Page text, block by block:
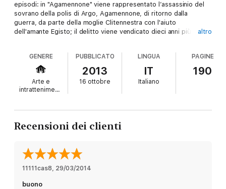
episodi: in "Agamennone" viene rappresentato l’assassinio del
sovrano della polis di Argo, Agamennone, di ritorno dalla
guerra, da parte della moglie Clitennestra con l'aiuto
dell'amante Egisto; il delitto viene vendicato dieci anni più tardi
Oreste da parte delle Erinni e la sua assoluzione finale ad opera
del tribunale dell’Areopago grazie al voto di Atena.
altro
GENERE
Arte e
intrattenimento
PUBBLICATO
2013
16 ottobre
LINGUA
IT
Italiano
PAGINE
190
Recensioni dei clienti
11111cas8, 29/03/2014
buono